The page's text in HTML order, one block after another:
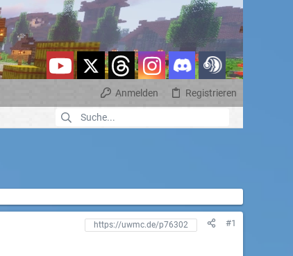
Anmelden Registrieren
#1